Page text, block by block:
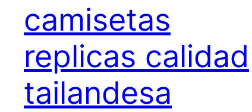
camisetas
replicas calidad
tailandesa